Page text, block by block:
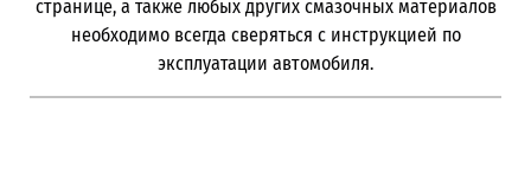
странице, а также любых других смазочных материалов
необходимо всегда сверяться с инструкцией по
эксплуатации автомобиля.